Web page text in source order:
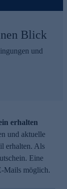
Blick
und
erhalten
und aktuelle
erhalten. Als
Eine
Mails möglich.